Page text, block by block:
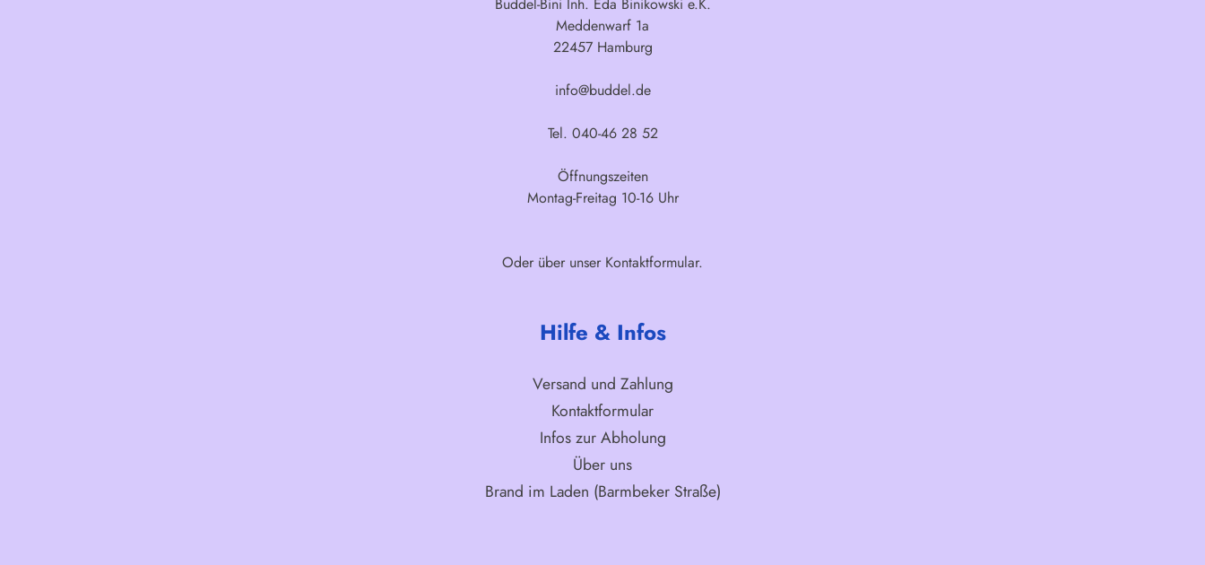
Meddenwarf 1a
22457 Hamburg
info@buddel.de
Tel. 040-46 28 52
Öffnungszeiten
Montag-Freitag 10-16 Uhr
Oder über unser Kontaktformular.
Hilfe & Infos
Versand und Zahlung
Kontaktformular
Infos zur Abholung
Über uns
Brand im Laden (Barmbeker Straße)